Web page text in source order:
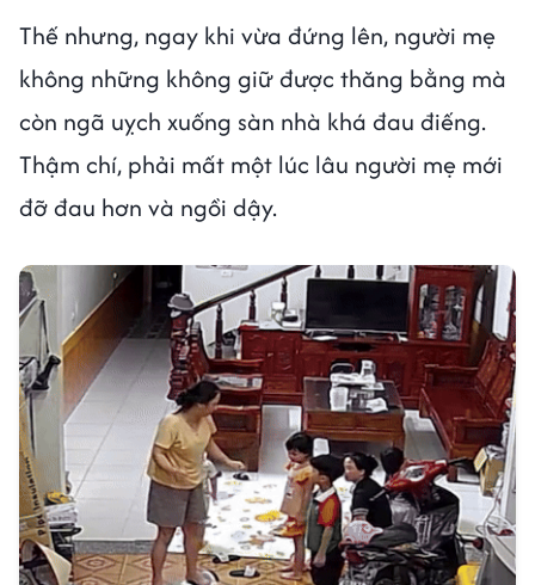
Thế nhưng, ngay khi vừa đứng lên, người mẹ
không những không giữ được thăng bằng mà
còn ngã uỵch xuống sàn nhà khá đau điếng.
Thậm chí, phải mất một lúc lâu người mẹ mới
đỡ đau hơn và ngồi dậy.